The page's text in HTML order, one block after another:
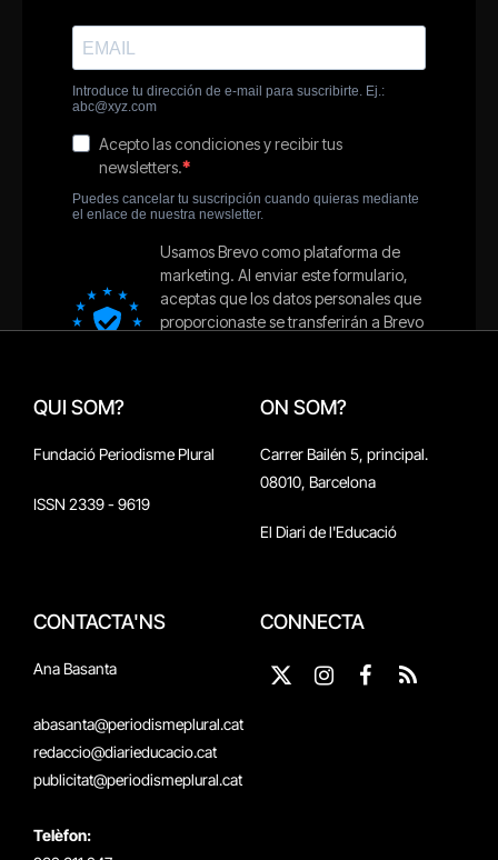
QUI SOM?
Fundació Periodisme Plural
ISSN 2339 - 9619
ON SOM?
Carrer Bailén 5, principal.
08010, Barcelona
El Diari de l'Educació
CONTACTA'NS
Ana Basanta
abasanta@periodismeplural.cat
redaccio@diarieducacio.cat
publicitat@periodismeplural.cat
Telèfon:
CONNECTA
X
Instagram
Facebook
RSS